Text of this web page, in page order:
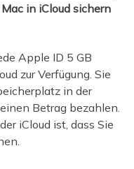
in iCloud sichern
Apple ID 5 GB
zur Verfügung. Sie
in der
Betrag bezahlen.
iCloud ist, dass Sie